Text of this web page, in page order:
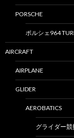
PORSCHE
ポルシェ964
AIRCRAFT
AIRPLANE
GLIDER
AEROBATICS
グライダー